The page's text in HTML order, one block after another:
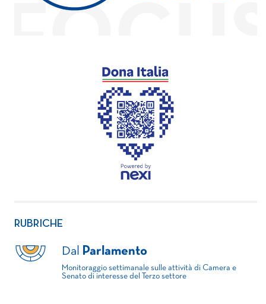
RUBRICHE
Dal Parlamento
Monitoraggio settimanale sulle attività di Camera e
Senato di interesse del Terzo settore